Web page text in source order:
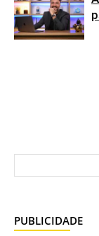
PUBLICIDADE